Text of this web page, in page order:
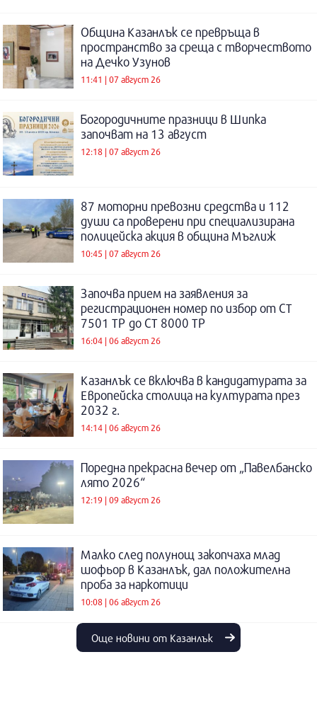
Община Казанлък се превръща в
пространство за среща с творчеството
на Дечко Узунов
11:41 | 07 август 26
Богородичните празници в Шипка
започват на 13 август
12:18 | 07 август 26
87 моторни превозни средства и 112
души са проверени при специализирана
полицейска акция в община Мъглиж
10:45 | 07 август 26
Започва прием на заявления за
регистрационен номер по избор от СТ
7501 ТР до СТ 8000 ТР
16:04 | 06 август 26
Казанлък се включва в кандидатурата за
Европейска столица на културата през
2032 г.
14:14 | 06 август 26
Поредна прекрасна вечер от „Павелбанско
лято 2026“
12:19 | 09 август 26
Малко след полунощ закопчаха млад
шофьор в Казанлък, дал положителна
проба за наркотици
10:08 | 06 август 26
Още новини от Казанлък